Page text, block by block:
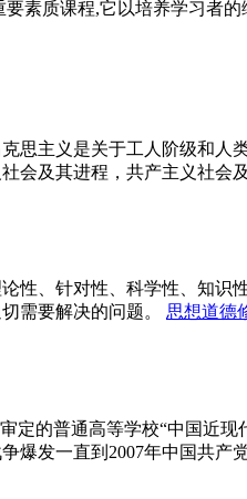
素质课程,它以培养学习者
思主义是关于工人阶级和
会及其进程，共产主义社会及
性、针对性、科学性、知
需要解决的问题。
思想道德
定的普通高等学校“中国近
爆发一直到2007年中国共